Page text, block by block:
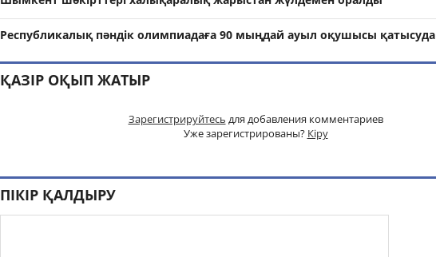
Республикалық пәндік олимпиадаға 90 мыңдай ауыл оқушысы қатысуда
ҚАЗІР ОҚЫП ЖАТЫР
Зарегистрируйтесь для добавления комментариев
Уже зарегистрированы? Кіру
ПІКІР ҚАЛДЫРУ